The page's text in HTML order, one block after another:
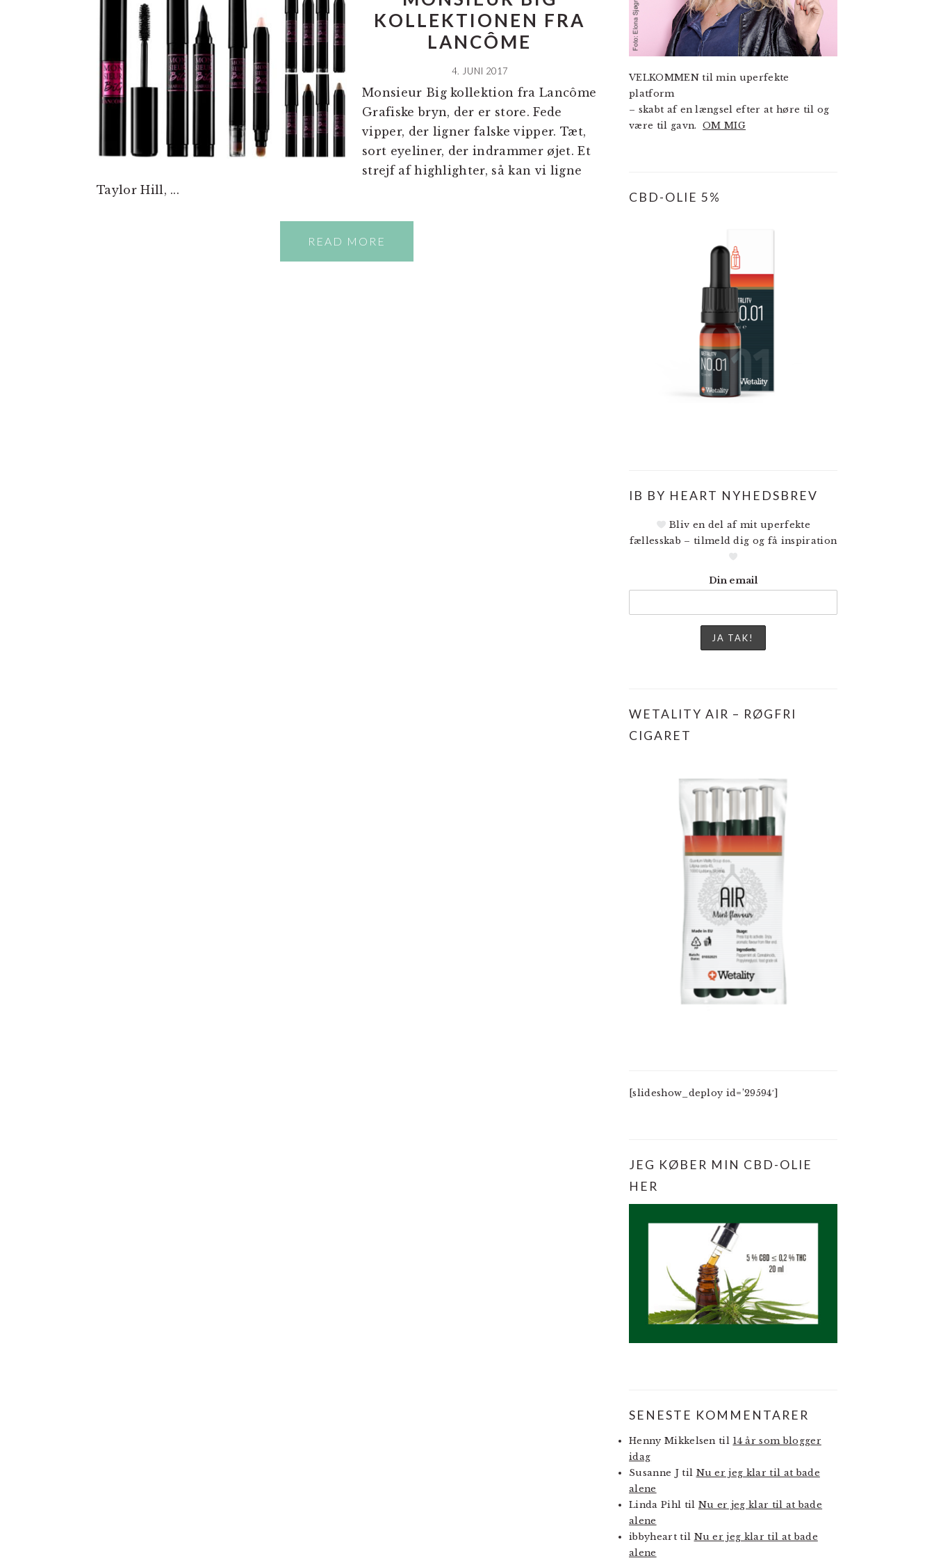
KOLLEKTIONEN FRA
LANCÔME
4. JUNI 2017
Monsieur Big kollektion fra Lancôme
Grafiske bryn, der er store. Fede
vipper, der ligner falske vipper. Tæt,
sort eyeliner, der indrammer øjet. Et
strejf af highlighter, så kan vi ligne
Taylor Hill, ...
READ MORE
VELKOMMEN til min uperfekte
platform
– skabt af en længsel efter at høre til og
være til gavn.OM MIG
CBD-OLIE 5%
IB BY HEART NYHEDSBREV
Bliv en del af mit uperfekte
fællesskab – tilmeld dig og få inspiration
Din email
WETALITY AIR – RØGFRI
CIGARET
[slideshow_deploy id=’29594′]
JEG KØBER MIN CBD-OLIE
HER
SENESTE KOMMENTARER
Henny Mikkelsen til 14 år som blogger
idag
Susanne Jtil Nu er jeg klar til at bade
alene
Linda Pihl til Nu er jeg klar til at bade
alene
ibbyhearttil Nu er jeg klar til at bade
alene